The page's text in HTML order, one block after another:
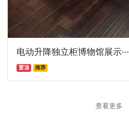
电动升降独立柜博物馆展示···
置顶 推荐
查看更多